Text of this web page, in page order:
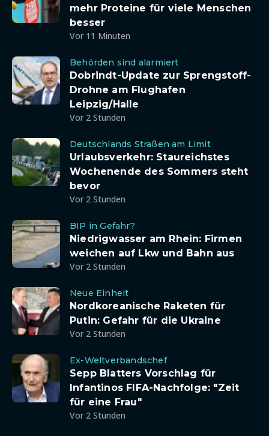
mehr Proteine für viele Menschen
besser
Vor 11 Minuten
Behörden sind alarmiert
Dobrindt-Update zur Sprengstoff-
Drohne am Flughafen
Leipzig/Halle
Vor 2 Stunden
Deutschlands Straßen am Limit
Urlaubsverkehr: Staureichstes
Wochenende des Sommers steht
bevor
Vor 2 Stunden
BIP in Gefahr?
Niedrigwasser am Rhein: Firmen
weichen auf Lkw und Bahn aus
Vor 2 Stunden
Neue Einheit
Nordkoreanische Raketen für
Putin: Gefahr für die Ukraine
Vor 2 Stunden
Ex-Weltverbandschef
Sepp Blatters Vorschlag für
Infantinos FIFA-Nachfolge: "Zeit
für eine Frau"
Vor 2 Stunden